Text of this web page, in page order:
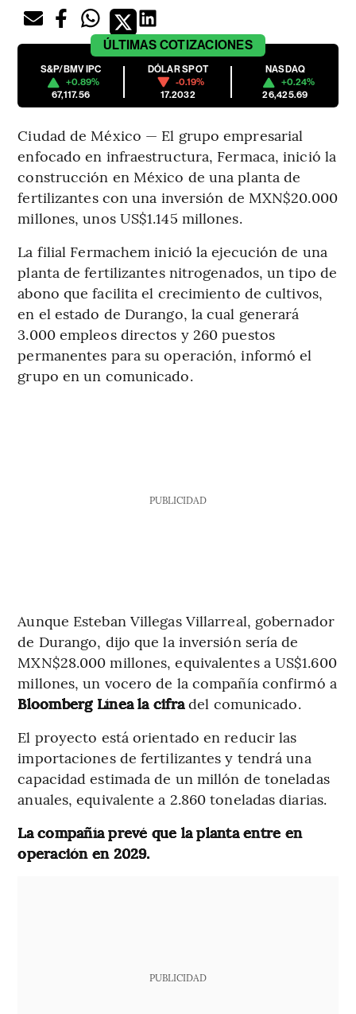
ÚLTIMAS COTIZACIONES
S&P/BMV IPC
+0.89%
67,117.56
DÓLAR SPOT
-0.19%
17.2032
NASDAQ
+0.24%
26,425.69
Ciudad de México — El grupo empresarial
enfocado en infraestructura, Fermaca, inició la
construcción en México de una planta de
fertilizantes con una inversión de MXN$20.000
millones, unos US$1.145 millones.
La filial Fermachem inició la ejecución de una
planta de fertilizantes nitrogenados, un tipo de
abono que facilita el crecimiento de cultivos,
en el estado de Durango, la cual generará
3.000 empleos directos y 260 puestos
permanentes para su operación, informó el
grupo en un comunicado.
PUBLICIDAD
Aunque Esteban Villegas Villarreal, gobernador
de Durango, dijo que la inversión sería de
MXN$28.000 millones, equivalentes a US$1.600
millones, un vocero de la compañía confirmó a
Bloomberg Línea la cifradel comunicado.
El proyecto está orientado en reducir las
importaciones de fertilizantes y tendrá una
capacidad estimada de un millón de toneladas
anuales, equivalente a 2.860 toneladas diarias.
La compañía prevé que la planta entre en
operación en 2029.
PUBLICIDAD